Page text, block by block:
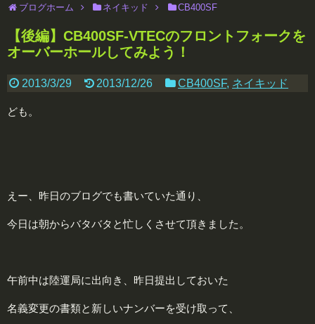
ブログホーム ネイキッド CB400SF
【後編】CB400SF-VTECのフロントフォークを
オーバーホールしてみよう！
2013/3/29 2013/12/26 CB400SF, ネイキッド
ども。
えー、昨日のブログでも書いていた通り、
今日は朝からバタバタと忙しくさせて頂きました。
午前中は陸運局に出向き、昨日提出しておいた
名義変更の書類と新しいナンバーを受け取って、